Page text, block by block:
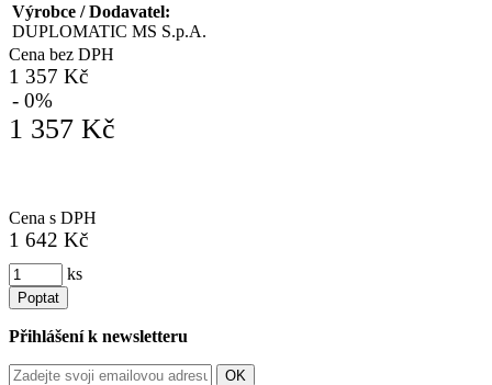
Výrobce / Dodavatel:
DUPLOMATIC MS S.p.A.
Cena bez DPH
1 357 Kč
- 0%
1 357 Kč
Cena s DPH
1 642 Kč
ks
Poptat
Přihlášení k newsletteru